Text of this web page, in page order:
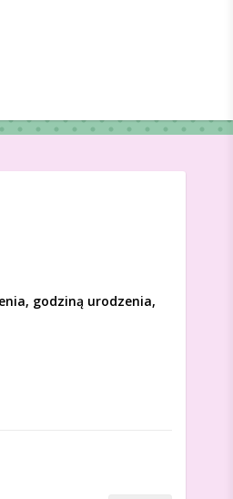
godziną urodzenia,